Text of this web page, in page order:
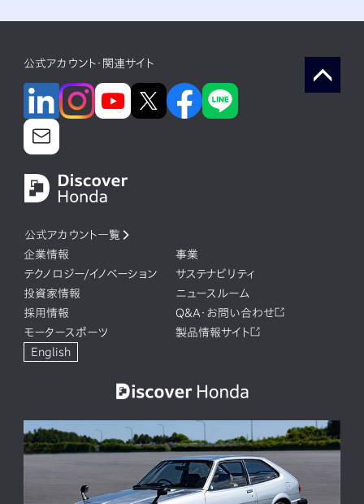
公式アカウント・関連サイト
公式アカウント一覧
企業情報
事業
テクノロジー/イノベーション
サステナビリティ
投資家情報
ニュースルーム
採用情報
Q&A・お問い合わせ
モータースポーツ
製品情報サイト
English